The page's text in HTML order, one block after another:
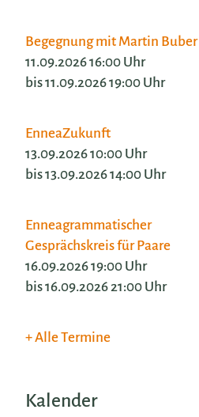
Begegnung mit Martin Buber
11.09.2026 16:00 Uhr
bis 11.09.2026 19:00 Uhr
EnneaZukunft
13.09.2026 10:00 Uhr
bis 13.09.2026 14:00 Uhr
Enneagrammatischer
Gesprächskreis für Paare
16.09.2026 19:00 Uhr
bis 16.09.2026 21:00 Uhr
Alle Termine
Kalender